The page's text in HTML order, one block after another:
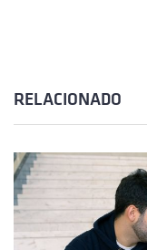
RELACIONADO